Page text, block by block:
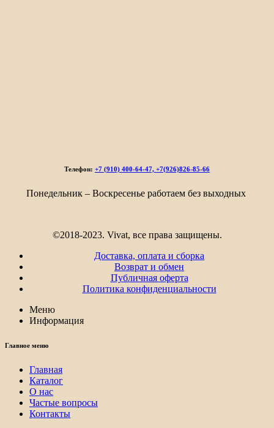
Телефон: +7 (910) 400-64-47, +7(926)826-85-66
Понедельник – Воскресенье работаем без выходных
©2018-2023. Vivat, все права защищены.
Доставка, оплата и сборка
Возврат и обмен
Публичная оферта
Политика конфиденциальности
Меню
Информация
Главное меню
Главная
Каталог
О нас
Частые вопросы
Контакты